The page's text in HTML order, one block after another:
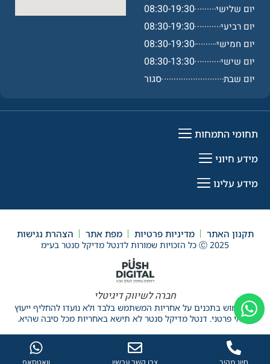
יום שלישי 08:30-19:30
יום רביעי 08:30-19:30
יום חמישי 08:30-19:30
יום שישי 08:30-13:30
יום שבת סגור
תחומי התמחות
מידע חיוני
מידע עלינו
תקנון האתר מדיניות פרטיות מפת אתר הצהרת נגישות
Ⓒ 2025 כל הזכויות שמורות לדנטל מדיקל סנטר בע״מ
חברה לשיווק דיגיטלי
*השימוש בתכנים על אחריות המשתמש בלבד ולא נועדו להחליף ייעוץ
רפואי פרטני. דנטל מדיקל סנטר לא תישא באחריות מכל סיבה שהיא.